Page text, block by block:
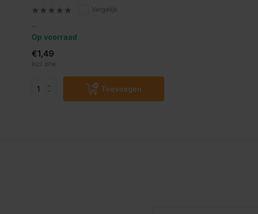
Vergelijk
...
Op voorraad
€1,49
Incl. btw
Toevoegen